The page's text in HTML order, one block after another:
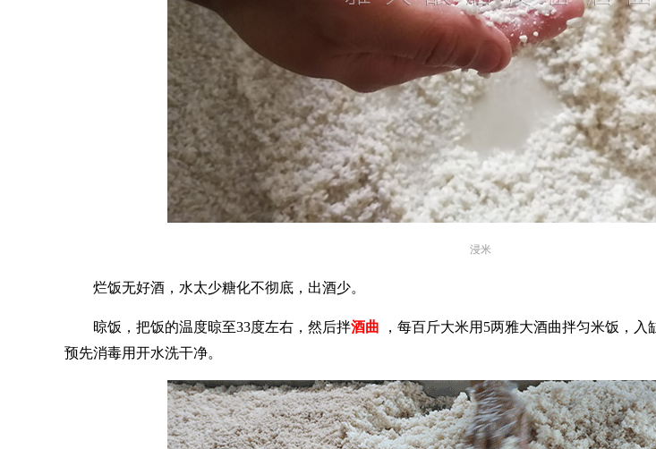
浸米
烂饭无好酒，水太少糖化不彻底，出酒少。
晾饭，把饭的温度晾至33度左右，然后拌酒曲
，每百斤大米用5两雅大酒曲拌匀米饭，
预先消毒用开水洗干净。